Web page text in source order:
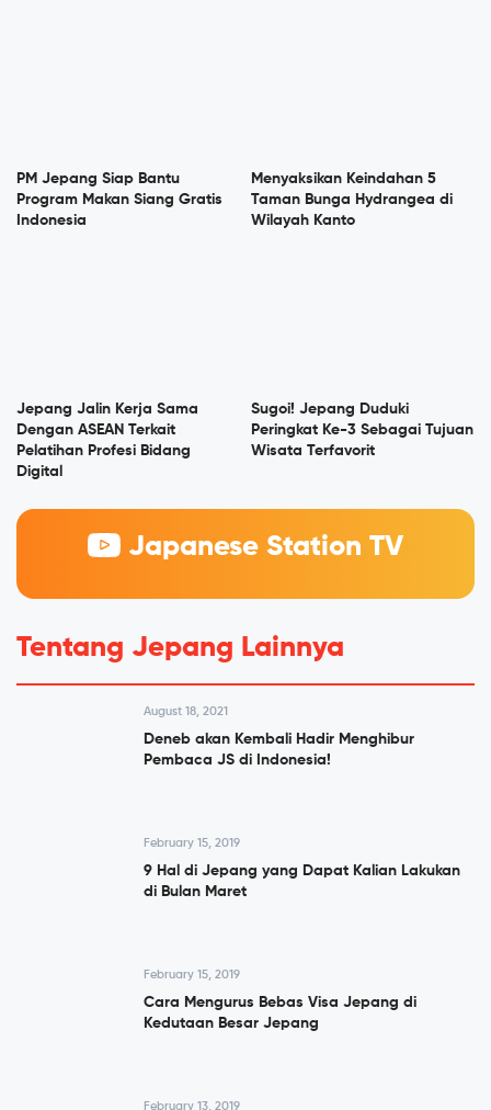
PM Jepang Siap Bantu
Program Makan Siang Gratis
Indonesia
Menyaksikan Keindahan 5
Taman Bunga Hydrangea di
Wilayah Kanto
Jepang Jalin Kerja Sama
Dengan ASEAN Terkait
Pelatihan Profesi Bidang
Digital
Sugoi! Jepang Duduki
Peringkat Ke-3 Sebagai Tujuan
Wisata Terfavorit
Japanese Station TV
Tentang Jepang Lainnya
August 18, 2021
Deneb akan Kembali Hadir Menghibur
Pembaca JS di Indonesia!
February 15, 2019
9 Hal di Jepang yang Dapat Kalian Lakukan
di Bulan Maret
February 15, 2019
Cara Mengurus Bebas Visa Jepang di
Kedutaan Besar Jepang
February 13, 2019